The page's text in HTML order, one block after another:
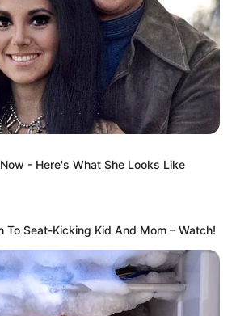
- Here's What She Looks Like
To Seat-Kicking Kid And Mom – Watch!